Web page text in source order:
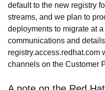
default to the new registry
streams, and we plan to
deployments to migrate at
communications and
registry.access.redhat.com
channels on the Customer